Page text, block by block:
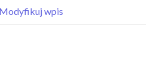
Modyfikuj wpis